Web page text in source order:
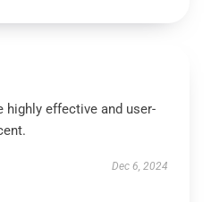
effective and user-
Dec 6, 2024